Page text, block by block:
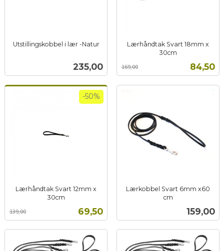
Utstillingskobbel i lær -Natur
Pris
235,00
Lærhåndtak Svart 18mm x
30cm
Tilbud
84,50
169,00
mva.
Lærhåndtak Svart 12mm x
30cm
Tilbud
69,50
139,00
-50%
mva.
Lærkobbel Svart 6mm x60
cm
Pris
159,00